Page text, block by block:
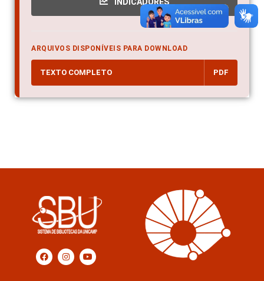
INDICADORES
ARQUIVOS DISPONÍVEIS PARA DOWNLOAD
TEXTO COMPLETO PDF